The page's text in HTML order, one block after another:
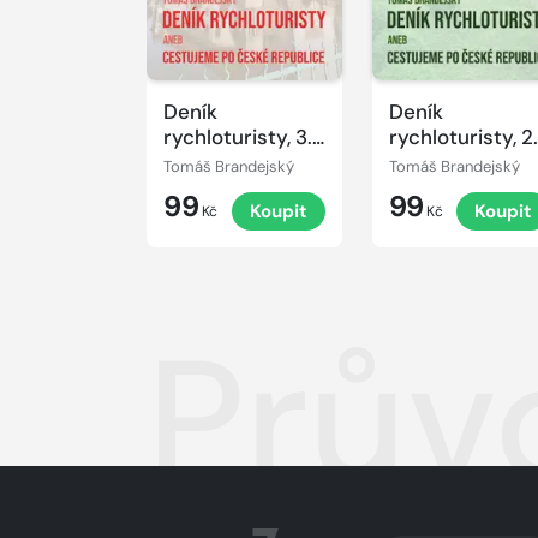
Deník
rychloturisty, 3.
díl: Kraje
Jihočeský,
Vysočina,
Olomoucký a
Tomáš Brandejský
99 Kč Koupit
Deník
rychloturisty, 2.
díl: Kraje
Plzeňský,
Středočeský a
Tomáš Brandejský
99 Kč Koupit